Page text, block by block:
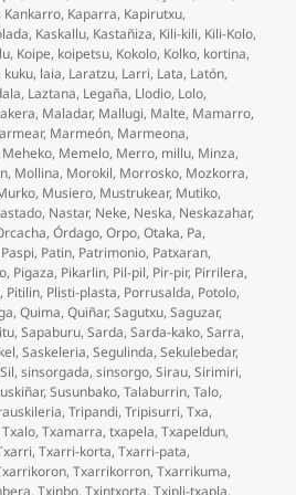
Kankarro, Kaparra, Kapirutxu,
, Kaskallu, Kastañiza, Kili-kili, Kili-Kolo,
, Koipe, koipetsu, Kokolo, Kolko, kortina,
kuku, laia, Laratzu, Larri, Lata, Latón,
, Laztana, Legaña, Llodio, Lolo,
, Maladar, Mallugi, Malte, Mamarro,
, Marmeón, Marmeona,
Meheko, Memelo, Merro, millu, Minza,
, Mollina, Morokil, Morrosko, Mozkorra,
, Musiero, Mustrukear, Mutiko,
, Nastar, Neke, Neska, Neskazahar,
,Órdago,Orpo,Otaka, Pa,
Paspi, Patin, Patrimonio, Patxaran,
, Pigaza, Pikarlin, Pil-pil, Pir-pir, Pirrilera,
, Pitilin, Plisti-plasta, Porrusalda, Potolo,
,Quima,Quiñar,Sagutxu,Saguzar,
,Sapaburu,Sarda,Sarda-kako,Sarra,
,Saskeleria,Segulinda,Sekulebedar,
Sil,sinsorgada,sinsorgo,Sirau,Sirimiri,
,Susunbako,Talaburrin,Talo,
,Tripandi,Tripisurri,Txa,
Txalo,Txamarra,txapela,Txapeldun,
,Txarri-korta,Txarri-pata,
,Txarrikorron,Txarrikuma,
,Txinbo,Txintxorta,Txipli-txapla,